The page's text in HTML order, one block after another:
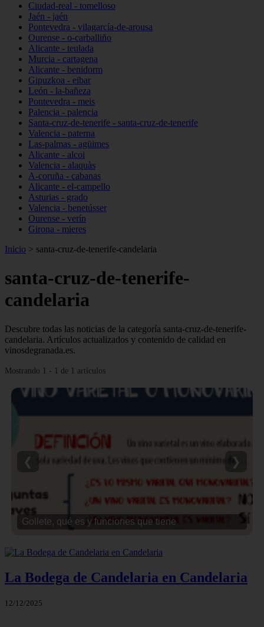
Ciudad-real - tomelloso
Jaén - jaén
Pontevedra - vilagarcía-de-arousa
Ourense - o-carballiño
Alicante - teulada
Murcia - cartagena
Alicante - benidorm
Gipuzkoa - eibar
León - la-bañeza
Pontevedra - meis
Palencia - palencia
Santa-cruz-de-tenerife - santa-cruz-de-tenerife
Valencia - paterna
Las-palmas - agüimes
Alicante - alcoi
Valencia - alaquàs
A-coruña - cabanas
Alicante - el-campello
Asturias - grado
Valencia - benetússer
Ourense - verín
Girona - mieres
Inicio > santa-cruz-de-tenerife-candelaria
santa-cruz-de-tenerife-
candelaria
Descubre todas las noticias de la categoría santa-cruz-de-tenerife-
candelaria. Artículos actualizados y contenido de calidad en
vinosdegranada.es.
Mostrando 1 - 1 de 1 artículos
Gollete, qué es y funciones que tiene
❮ ❯
La Bodega de Candelaria en Candelaria
12/12/2025